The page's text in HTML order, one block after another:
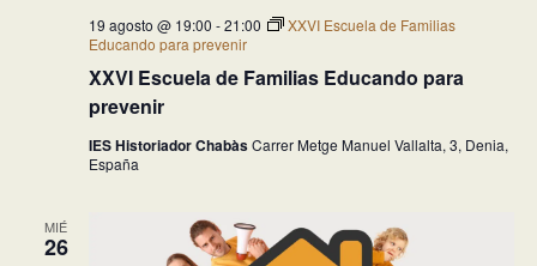
XXVI Escuela de Familias Educando para
prevenir
19 agosto @ 19:00 -21:00
XXVI Escuela de Familias
Educando para prevenir
IES Historiador ChabàsCarrer Metge Manuel Vallalta, 3, Denia,
España
MIÉ
26